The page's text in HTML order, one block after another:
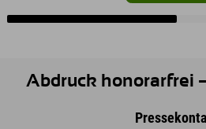
Abdruck honorarfrei